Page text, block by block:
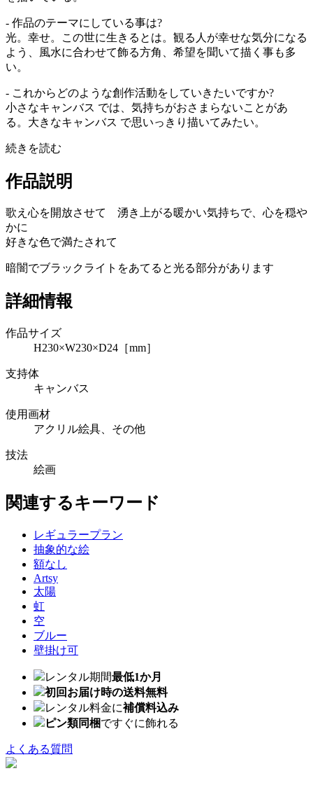
- 作品のテーマにしている事は?
光。幸せ。この世に生きるとは。観る人が幸せな気分になる
よう、風水に合わせて飾る方角、希望を聞いて描く事も多
い。
- これからどのような創作活動をしていきたいですか?
小さなキャンバス では、気持ちがおさまらないことがあ
る。大きなキャンバス で思いっきり描いてみたい。
続きを読む
作品説明
歌え心を開放させて 湧き上がる暖かい気持ちで、心を穏や
かに
好きな色で満たされて
暗闇でブラックライトをあてると光る部分があります
詳細情報
作品サイズ
H230×W230×D24［mm］
支持体
キャンバス
使用画材
アクリル絵具、その他
技法
絵画
関連するキーワード
レギュラープラン
抽象的な絵
額なし
Artsy
太陽
虹
空
ブルー
壁掛け可
レンタル期間最低1か月
初回お届け時の送料無料
レンタル料金に補償料込み
ピン類同梱ですぐに飾れる
よくある質問